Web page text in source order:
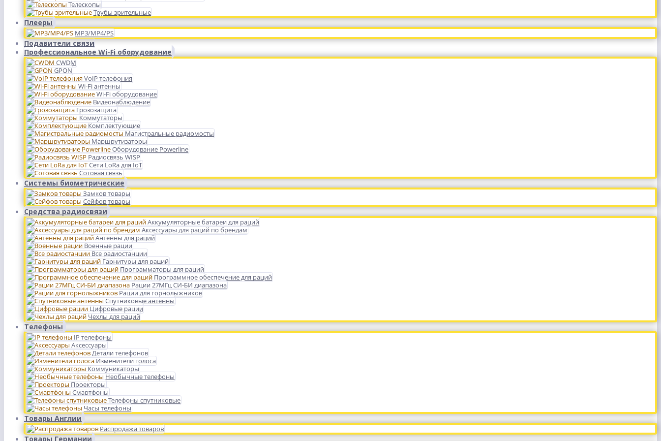
Телескопы
Трубы зрительные
Плееры
MP3/MP4/PS
Подавители связи
Профессиональное Wi-Fi оборудование
CWDM
GPON
VoIP телефония
Wi-Fi антенны
Wi-Fi оборудование
Видеонаблюдение
Грозозащита
Коммутаторы
Комплектующие
Магистральные радиомосты
Маршрутизаторы
Оборудование Powerline
Радиосвязь WISP
Сети LoRa для IoT
Сотовая связь
Системы биометрические
Замков товары
Сейфов товары
Средства радиосвязи
Аккумуляторные батареи для раций
Аксессуары для раций по брендам
Антенны для раций
Военные рации
Все радиостанции
Гарнитуры для раций
Программаторы для раций
Программное обеспечение для раций
Рации 27МГц СИ-БИ диапазона
Рации для горнолыжников
Спутниковые антенны
Цифровые рации
Чехлы для раций
Телефоны
IP телефоны
Аксессуары
Детали телефонов
Изменители голоса
Коммуникаторы
Необычные телефоны
Проекторы
Смартфоны
Телефоны спутниковые
Часы телефоны
Товары Англии
Распродажа товаров
Товары Германии